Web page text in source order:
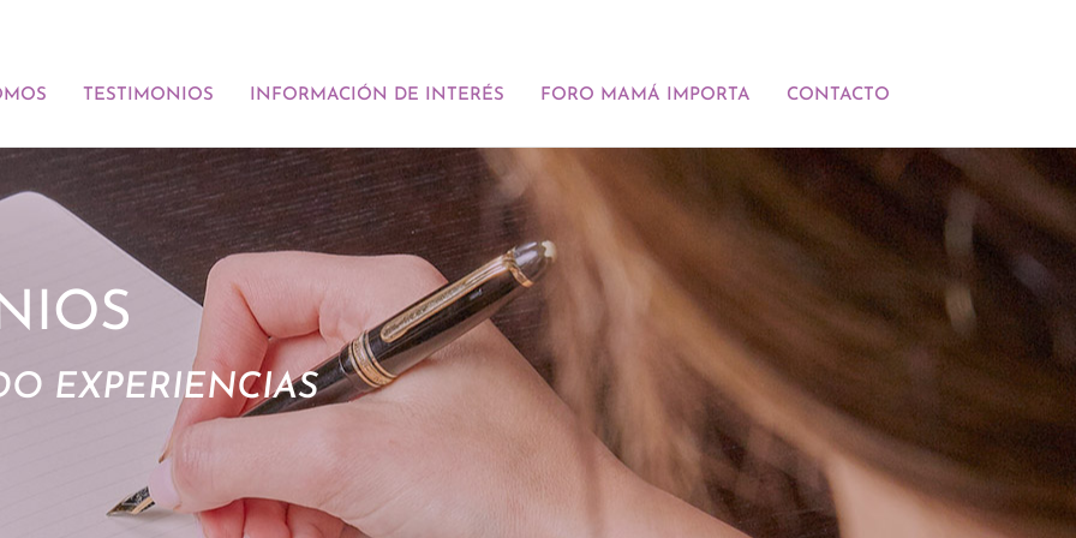
TESTIMONIOS INFORMACIÓN DE INTERÉS FORO MAMÁ IMPORTA CONTACTO
EXPERIENCIAS